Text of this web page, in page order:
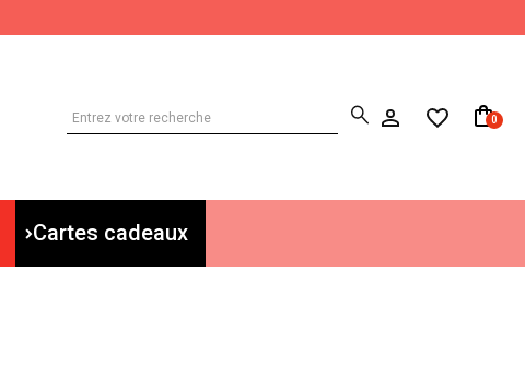
0
Cartes cadeaux